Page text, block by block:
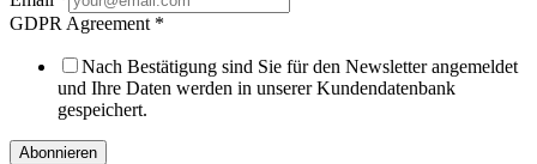
GDPR Agreement *
Nach Bestätigung sind Sie für den Newsletter angemeldet
und Ihre Daten werden in unserer Kundendatenbank
gespeichert.
Abonnieren